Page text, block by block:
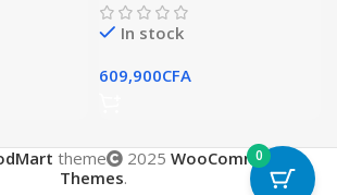
In stock
609,900CFA
theme 2025 WooCommerce
Themes.
0